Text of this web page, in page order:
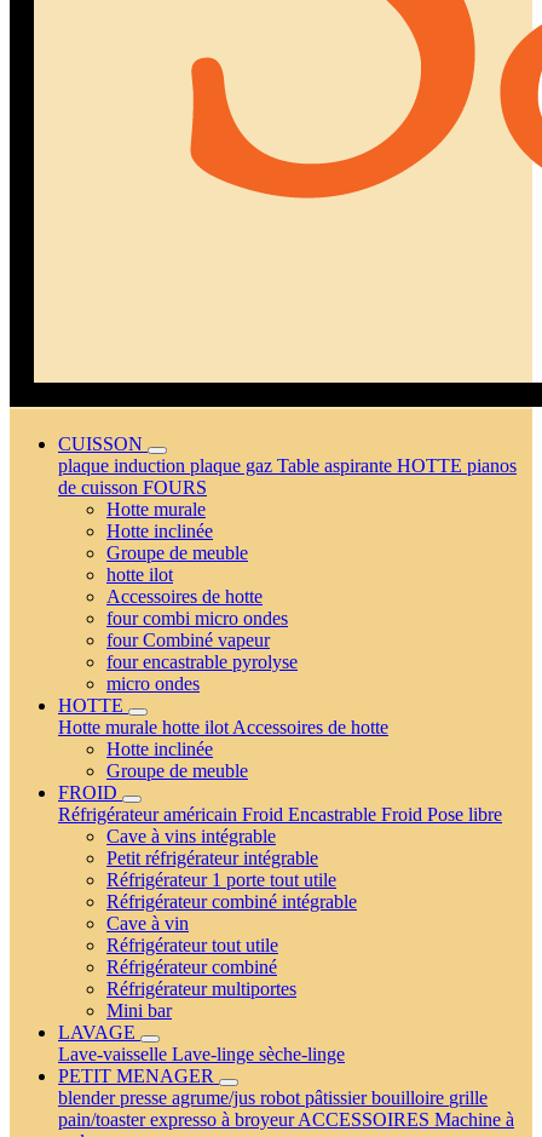
CUISSON
plaque induction plaque gaz Table aspirante HOTTE pianos
de cuisson FOURS
Hotte murale
Hotte inclinée
Groupe de meuble
hotte ilot
Accessoires de hotte
four combi micro ondes
four Combiné vapeur
four encastrable pyrolyse
micro ondes
HOTTE
Hotte murale hotte ilot Accessoires de hotte
Hotte inclinée
Groupe de meuble
FROID
Réfrigérateur américain Froid Encastrable Froid Pose libre
Cave à vins intégrable
Petit réfrigérateur intégrable
Réfrigérateur 1 porte tout utile
Réfrigérateur combiné intégrable
Cave à vin
Réfrigérateur tout utile
Réfrigérateur combiné
Réfrigérateur multiportes
Mini bar
LAVAGE
Lave-vaisselle Lave-linge sèche-linge
PETIT MENAGER
blenderpresse agrume/jus robot pâtissierbouilloire grille
pain/toasterexpresso à broyeurACCESSOIRES Machine à